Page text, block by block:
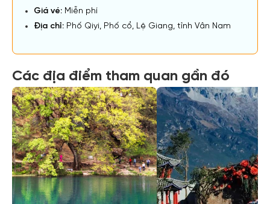
Giá vé: Miễn phí
Địa chỉ: Phố Qiyi, Phố cổ, Lệ Giang, tỉnh Vân Nam
Các địa điểm tham quan gần đó